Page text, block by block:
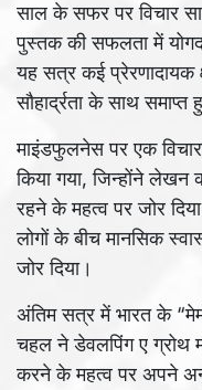
साल के सफर पर विचार
पुस्तक की सफलता में
यह सत्र कई
सौहार्द्रता के साथ समाप्त
माइंडफुलनेस पर एक
किया गया, जिन्होंने लेखन
रहने के महत्व पर जोर
लोगों के बीच मानसिक
जोर दिया।
अंतिम सत्र में भारत के
चहल ने डेवलपिंग ए ग्रोथ
करने के महत्व पर अपने